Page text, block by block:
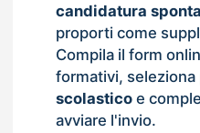
candidatura
proporti come
Compila il form
formativi, seleziona
scolasticoe
avviare l'invio.